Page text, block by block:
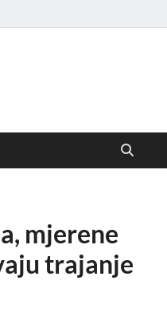
mjerene
trajanje